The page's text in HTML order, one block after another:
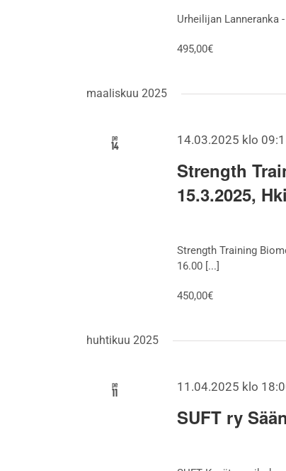
Urheilijan Lanneranka
495,00€
maaliskuu 2025
pe
14
Strength
15.3.2025,
14.03.2025 klo
Strength Training
16.00 [...]
450,00€
huhtikuu 2025
pe
11
SUFT ry
11.04.2025 klo